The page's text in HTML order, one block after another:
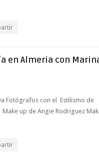
en Almeria con
Fotógrafos con el Estilismo de
up de Angie Rodriguez